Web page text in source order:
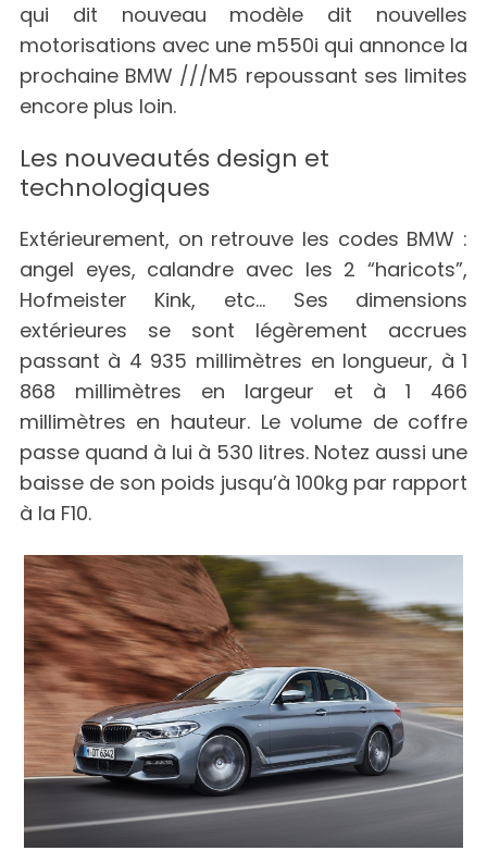
qui dit nouveau modèle dit nouvelles
motorisations avec une m550i qui annonce la
prochaine BMW ///M5 repoussant ses limites
encore plus loin.
Les nouveautés design et
technologiques
Extérieurement, on retrouve les codes BMW :
angel eyes, calandre avec les 2 “haricots”,
Hofmeister Kink, etc… Ses dimensions
extérieures se sont légèrement accrues
passant à 4 935 millimètres en longueur, à 1
868 millimètres en largeur et à 1 466
millimètres en hauteur. Le volume de coffre
passe quand à lui à 530 litres. Notez aussi une
baisse de son poids jusqu’à 100kg par rapport
à la F10.